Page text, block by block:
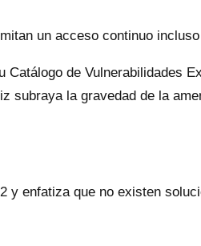
un acceso continuo
de Vulnerabilidades
la gravedad de la
enfatiza que no existen